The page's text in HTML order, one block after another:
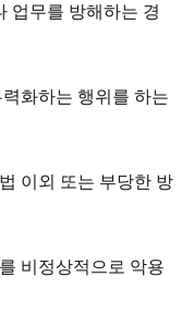
업무를 방해하는 경
화하는 행위를 하는
이외 또는 부당한 방
비정상적으로 악용